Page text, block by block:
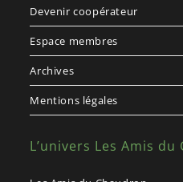
Devenir coopérateur
Espace membres
Archives
Mentions légales
L’univers Les Amis du